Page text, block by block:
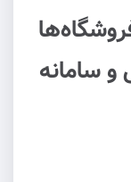
و سامانه